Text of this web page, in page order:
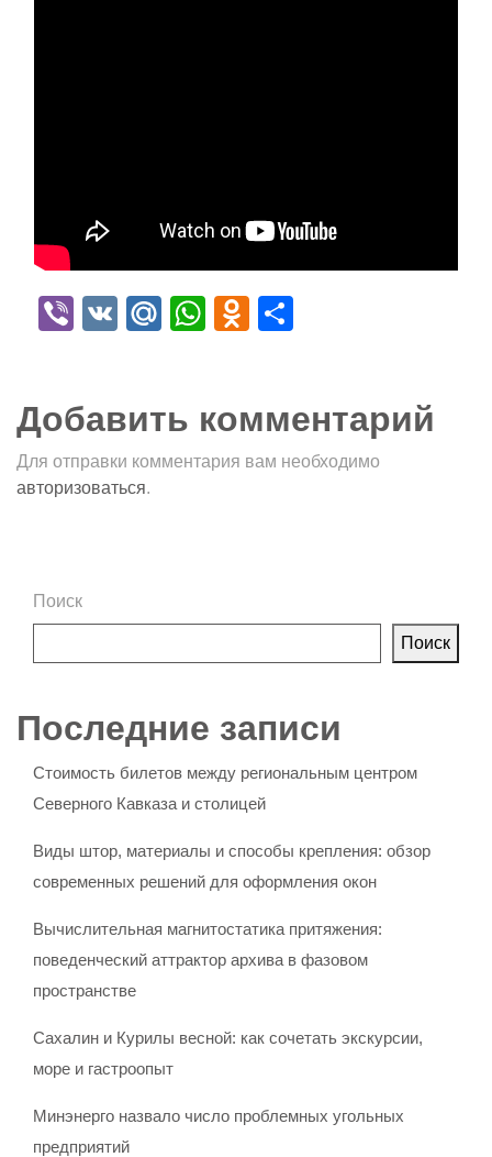
Viber
VK Mail.Ru
WhatsApp
Odnoklassniki
Добавить комментарий
Для отправки комментария вам необходимо
авторизоваться.
Поиск
Поиск
Последние записи
Стоимость билетов между региональным центром
Северного Кавказа и столицей
Виды штор, материалы и способы крепления: обзор
современных решений для оформления окон
Вычислительная магнитостатика притяжения:
поведенческий аттрактор архива в фазовом
пространстве
Сахалин и Курилы весной: как сочетать экскурсии,
море и гастроопыт
Минэнерго назвало число проблемных угольных
предприятий